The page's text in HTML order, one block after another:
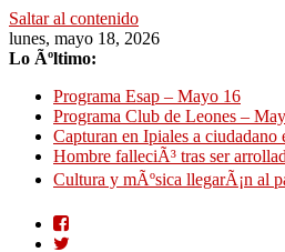
Saltar al contenido
lunes, mayo 18, 2026
Lo Ãºltimo:
Programa Esap – Mayo 16
Programa Club de Leones –
Capturan en Ipiales a ciudadano
Hombre falleciÃ³ tras ser
Cultura y mÃºsica llegarÃ¡n al